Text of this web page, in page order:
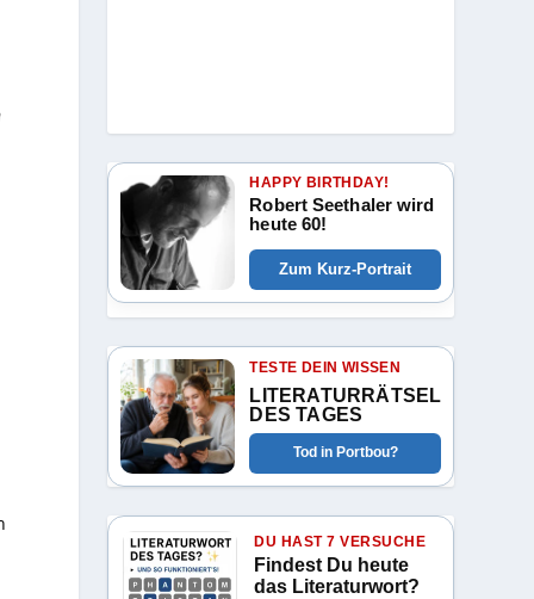
HAPPY BIRTHDAY!
Robert Seethaler wird
heute 60!
Zum Kurz-Portrait
TESTE DEIN WISSEN
LITERATURRÄTSEL
DES TAGES
Tod in Portbou?
DU HAST 7 VERSUCHE
Findest Du heute
das Literaturwort?